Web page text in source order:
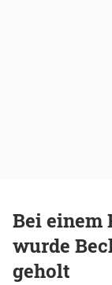
Bei einem
wurde
geholt